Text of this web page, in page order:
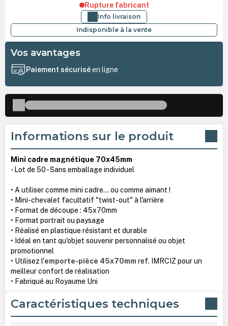
Rupture fabricant
Info livraison
Indisponible à la vente
Vos avantages
Paiement sécuriséen ligne
Informations sur le produit
Mini cadre magnétique 70x45mm
- Lot de 50 - Sans emballage individuel
• A utiliser comme mini cadre... ou comme aimant !
• Mini-chevalet facultatif "twist-out" à l'arrière
• Format de découpe : 45x70mm
• Format portrait ou paysage
• Réalisé en plastique résistant et durable
• Idéal en tant qu'objet souvenir personnalisé ou objet
promotionnel
• Utilisez l'emporte-pièce 45x70mm ref. IMRCIZ pour un
meilleur confort de réalisation
• Fabriqué au Royaume Uni
Caractéristiques techniques